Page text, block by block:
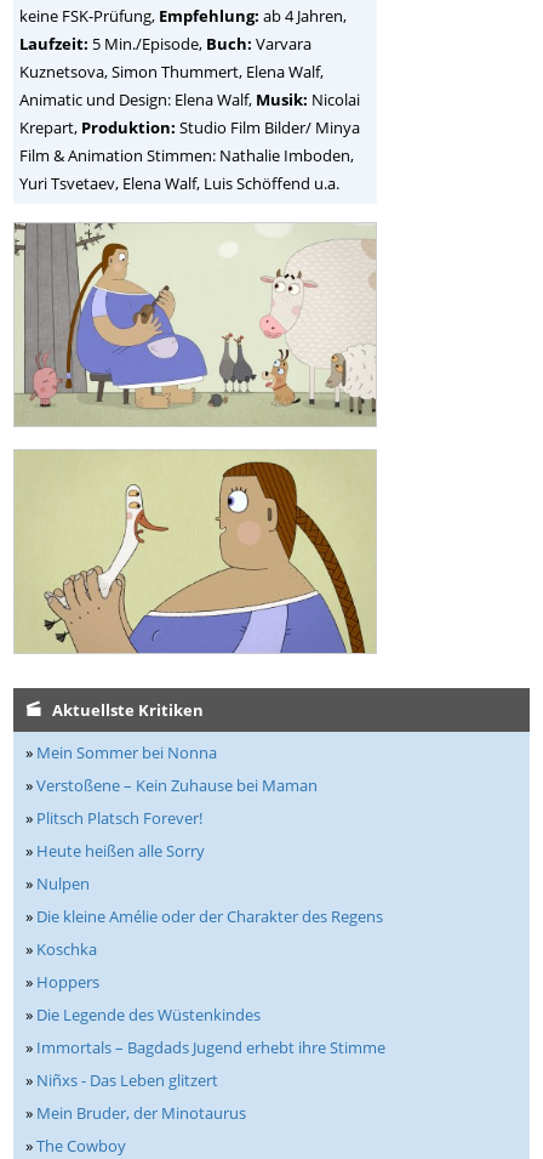
keine FSK-Prüfung, Empfehlung: ab 4 Jahren,
Laufzeit: 5 Min./Episode, Buch: Varvara
Kuznetsova, Simon Thummert, Elena Walf,
Animatic und Design: Elena Walf, Musik: Nicolai
Krepart, Produktion: Studio Film Bilder/ Minya
Film & Animation Stimmen: Nathalie Imboden,
Yuri Tsvetaev, Elena Walf, Luis Schöffend u.a.
Aktuellste Kritiken
» Mein Sommer bei Nonna
»Verstoßene – Kein Zuhause bei Maman
» Plitsch Platsch Forever!
» Heute heißen alle Sorry
» Nulpen
» Die kleine Amélie oder der Charakter des Regens
» Koschka
» Hoppers
» Die Legende des Wüstenkindes
» Immortals – Bagdads Jugend erhebt ihre Stimme
» Niñxs - Das Leben glitzert
» Mein Bruder, der Minotaurus
»The Cowboy